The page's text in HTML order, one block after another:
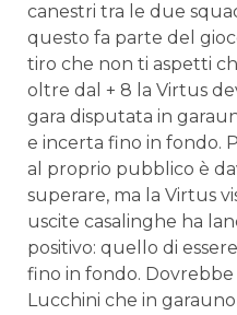
canestri tra le due
questo fa parte del
tiro che non ti aspetti
oltre dal + 8 la Virtus
gara disputata in
e incerta fino in fondo.
al proprio pubblico è
superare, ma la Virtus
uscite casalinghe ha
positivo: quello di
fino in fondo. Dovrebbe
Lucchini che in